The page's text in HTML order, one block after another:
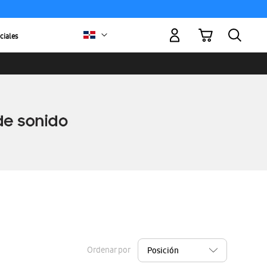
Mi carrito
Ordenar por